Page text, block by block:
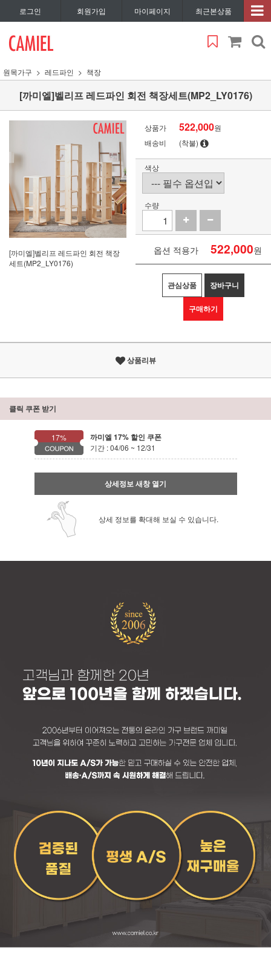
로그인 회원가입 마이페이지 최근본상품
원목가구 레드파인 책장
[까미엘]벨리프 레드파인 회전 책장세트(MP2_LY0176)
[까미엘]벨리프 레드파인 회전 책장
세트(MP2_LY0176)
상품가 522,000원
배송비
(착불)
색상
수량
옵션 적용가 522,000원
관심상품 장바구니
구매하기
상품리뷰
클릭 쿠폰 받기
17% 까미엘 17% 할인 쿠폰
기간 : 04/06 ~ 12/31
상세정보 새창 열기
상세 정보를 확대해 보실 수 있습니다.